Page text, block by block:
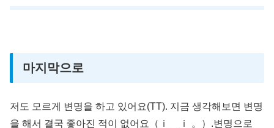
마지막으로
저도 모르게 변명을 하고 있어요(TT). 지금 생각해보면 변명
을 해서 결국 좋아진 적이 없어요（ｉ _ ｉ 。）.변명으로